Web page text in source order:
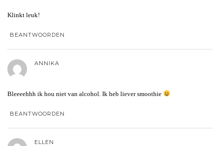
Klinkt leuk!
BEANTWOORDEN
ANNIKA
Bleeeehhh ik hou niet van alcohol. Ik heb liever smoothie
BEANTWOORDEN
ELLEN